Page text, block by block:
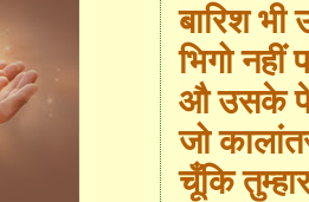
बारिश
भिगो नहीं
औ उसके
जो
चूँकि तुम्हा